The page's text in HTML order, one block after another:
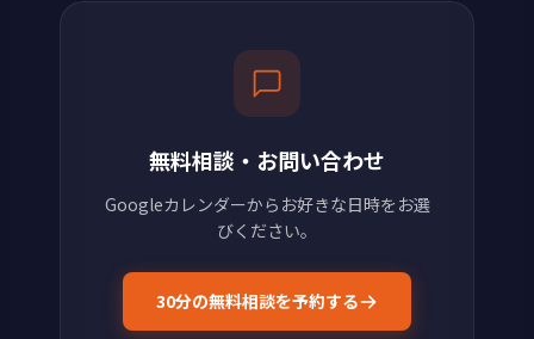
無料相談・お問い合わせ
Googleカレンダーからお好きな日時をお選
びください。
30分の無料相談を予約する